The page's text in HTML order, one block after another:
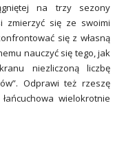
na trzy sezony
zmierzyć się ze swoimi
się z własną
nauczyć się tego, jak
niezliczoną liczbę
Odprawi też rzeszę
wielokrotnie